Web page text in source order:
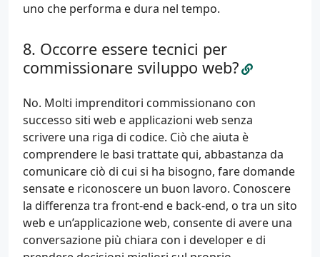
uno che performa e dura nel tempo.
Occorre essere tecnici per
commissionare sviluppo web?
No. Molti imprenditori commissionano con
successo siti web e applicazioni web senza
scrivere una riga di codice. Ciò che aiuta è
comprendere le basi trattate qui, abbastanza da
comunicare ciò di cui si ha bisogno, fare domande
sensate e riconoscere un buon lavoro. Conoscere
la differenza tra front-end e back-end, o tra un sito
web e un’applicazione web, consente di avere una
conversazione più chiara con i developer e di